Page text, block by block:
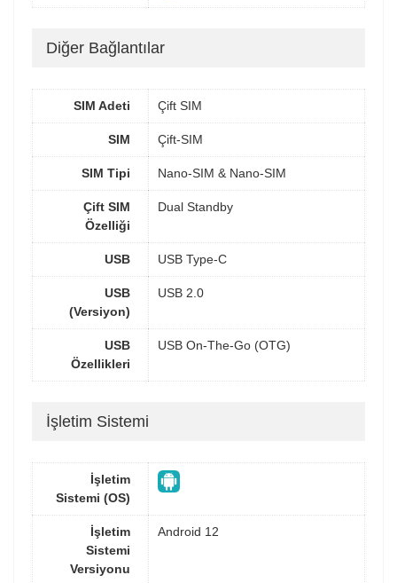
Diğer Bağlantılar
SIM Adeti Çift SIM
SIM Çift-SIM
SIM Tipi Nano-SIM & Nano-SIM
Çift SIM
Özelliği
Dual Standby
USB USB Type-C
USB
(Versiyon)
USB 2.0
USB
Özellikleri
USB On-The-Go (OTG)
İşletim Sistemi
İşletim
Sistemi (OS)
İşletim
Sistemi
Versiyonu
Android 12